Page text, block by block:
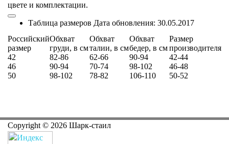
цвете и комплектации.
Таблица размеров Дата обновления: 30.05.2017
Российский
размер
Обхват
груди, в см
Обхват
талии, в см
Обхват
бедер, в см
Размер
производителя
42
82-86 62-66 90-94
42-44
46
90-94 70-74 98-102
46-48
50
98-102 78-82 106-110 50-52
Copyright © 2026 Шарк-стаил